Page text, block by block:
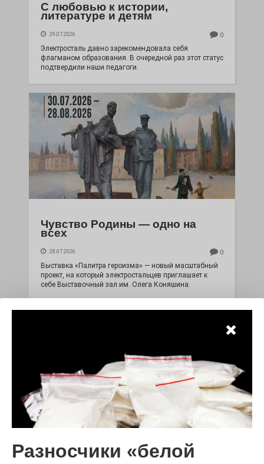
С любовью к истории,
литературе и детям
29.07.2026 0
Электросталь давно зарекомендовала себя
флагманом образования. В очередной раз этот статус
подтвердили наши педагоги.
Чувство Родины — одно на
всех
28.07.2026 0
Выставка «Палитра героизма» — новый масштабный
проект, на который электростальцев приглашает к
себе Выставочный зал им. Олега Коняшина.
«Районы-кварталы»
путешествуют по городу
Разносчики «белой